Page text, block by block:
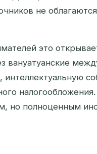
не
это
вануатуанские
но полноценным